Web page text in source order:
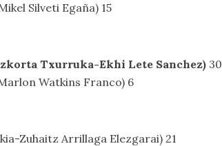
Silveti Egaña) 15
Txurruka-Ekhi Lete Sanchez) 30
Watkins Franco) 6
Zuhaitz Arrillaga Elezgarai) 21